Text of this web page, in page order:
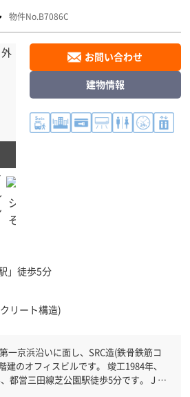
物件No.B7086C
」徒歩5分
リート構造)
お問い合わせ
建物情報
一京浜沿いに面し、SRC造(鉄骨鉄筋コ
フィスビルです。 竣工1984年、
都営三田線芝公園駅徒歩5分です。ＪＲ